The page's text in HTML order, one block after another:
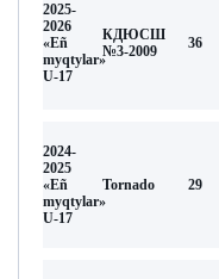
2025-
2026
«Eñ
myqtylar»
U-17
КДЮСШ
№3-2009
36
2024-
2025
«Eñ
myqtylar»
U-17
Tornado 29